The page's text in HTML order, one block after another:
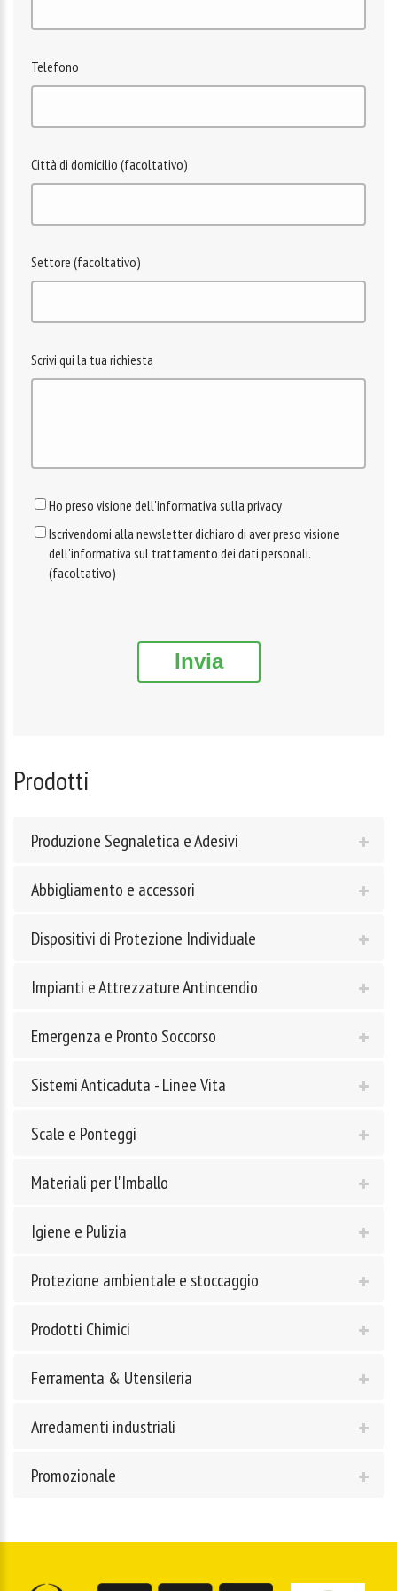
Telefono
Città di domicilio (facoltativo)
Settore (facoltativo)
Scrivi qui la tua richiesta
Ho preso visione dell'informativa sulla privacy
Iscrivendomi alla newsletter dichiaro di aver preso visione
dell'informativa sul trattamento dei dati personali.
(facoltativo)
Invia
Prodotti
Produzione Segnaletica e Adesivi
Abbigliamento e accessori
Dispositivi di Protezione Individuale
Impianti e Attrezzature Antincendio
Emergenza e Pronto Soccorso
Sistemi Anticaduta - Linee Vita
Scale e Ponteggi
Materiali per l'Imballo
Igiene e Pulizia
Protezione ambientale e stoccaggio
Prodotti Chimici
Ferramenta & Utensileria
Arredamenti industriali
Promozionale